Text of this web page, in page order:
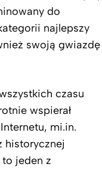
do
najlepszy
swoją gwiazdę
czasu
wspierał
mi.in.
historycznej
to jeden z